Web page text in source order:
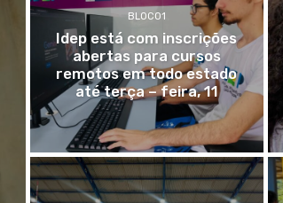
BLOCO1
Idep está com inscrições
abertas para cursos
remotos em todo estado
até terça – feira, 11